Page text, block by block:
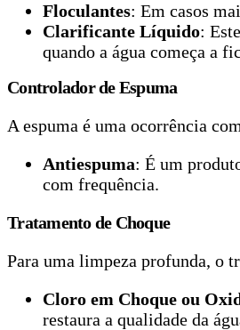
Floculantes: Em casos
Clarificante Líquido:
quando a água começa a
Controlador de Espuma
A espuma é uma ocorrência
Antiespuma: É um
com frequência.
Tratamento de Choque
Para uma limpeza profunda, o
Cloro em Choque ou
restaura a qualidade da